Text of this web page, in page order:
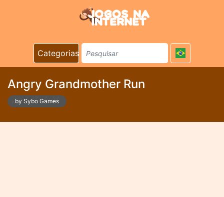
Categorias
Angry Grandmother Run
by Sybo Games